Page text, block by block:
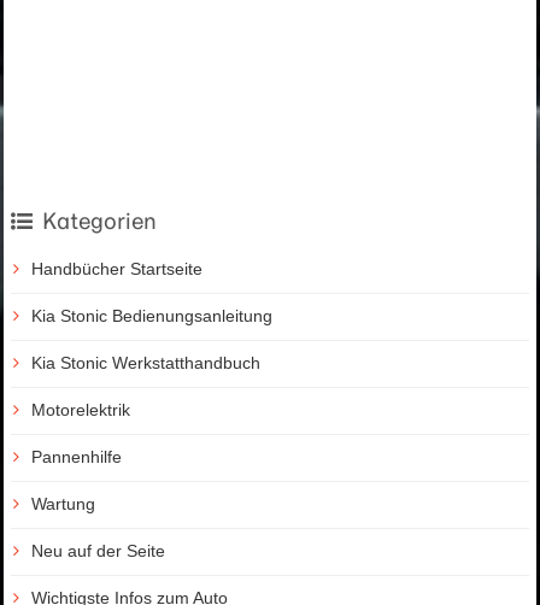
Kategorien
Handbücher Startseite
Kia Stonic Bedienungsanleitung
Kia Stonic Werkstatthandbuch
Motorelektrik
Pannenhilfe
Wartung
Neu auf der Seite
Wichtigste Infos zum Auto